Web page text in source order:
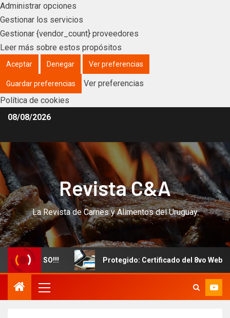
Administrar opciones
Gestionar los servicios
Gestionar {vendor_count} proveedores
Leer más sobre estos propósitos
Aceptar Denegar Ver preferencias
Guardar preferencias
Ver preferencias
Política de cookies
08/08/2026
Revista C&A
La Revista de Carnes y Alimentos del Uruguay
CURSO!!! Protegido: Certificado del 8vo Webinar